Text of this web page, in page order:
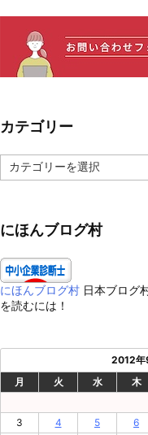
カテゴリー
テ
ー
にほんブログ村
にほんブログ村 日本ブログ
を読むには！
2012年
月
火 水 木
3
4 5 6